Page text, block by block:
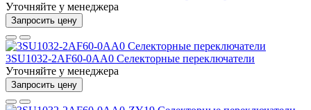
Уточняйте у менеджера
Запросить цену
3SU1032-2AF60-0AA0 Селекторные переключатели
Уточняйте у менеджера
Запросить цену